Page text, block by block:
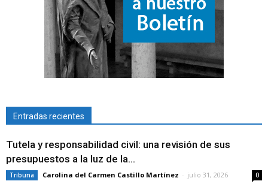
Entradas recientes
Tutela y responsabilidad civil: una revisión de sus
presupuestos a la luz de la...
Tribuna Carolina del Carmen Castillo Martínez - julio 31, 2026 0